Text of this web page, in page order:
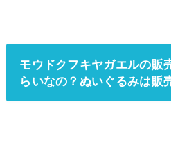
モウドクフキヤガエルの販
らいなの？ぬいぐるみは販